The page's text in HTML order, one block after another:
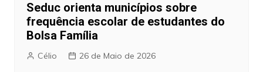
Seduc orienta municípios sobre
frequência escolar de estudantes do
Bolsa Família
Célio 26 de Maio de 2026